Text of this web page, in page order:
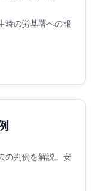
時の労基署への報
の判例を解説。安